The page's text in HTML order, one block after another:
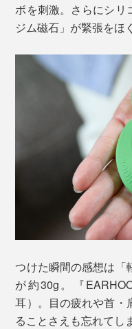
ボを刺激。さらにシリ
ジム磁石」が緊張をほ
つけた瞬間の感想は「
が約30g。『
耳）。目の疲れや首・
ることさえも忘れてし